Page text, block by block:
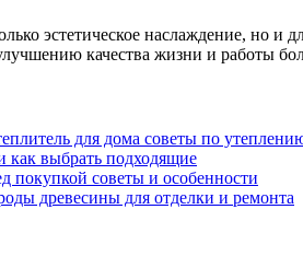
эстетическое наслаждение, но
улучшению качества жизни и работы
для дома советы по
выбрать подходящие
покупкой советы и особенности
древесины для отделки и ремонта